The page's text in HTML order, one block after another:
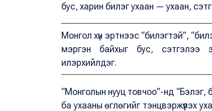
бус, харин билэг ухаан — ухаан,
Монгол хүн эртнээс “билэгтэй”,
мэргэн байхыг бус, сэтгэлээ
илэрхийлдэг.
“Монголын нууц товчоо”-нд
ба ухааны өглөгийг тэнцвэржүүлэх